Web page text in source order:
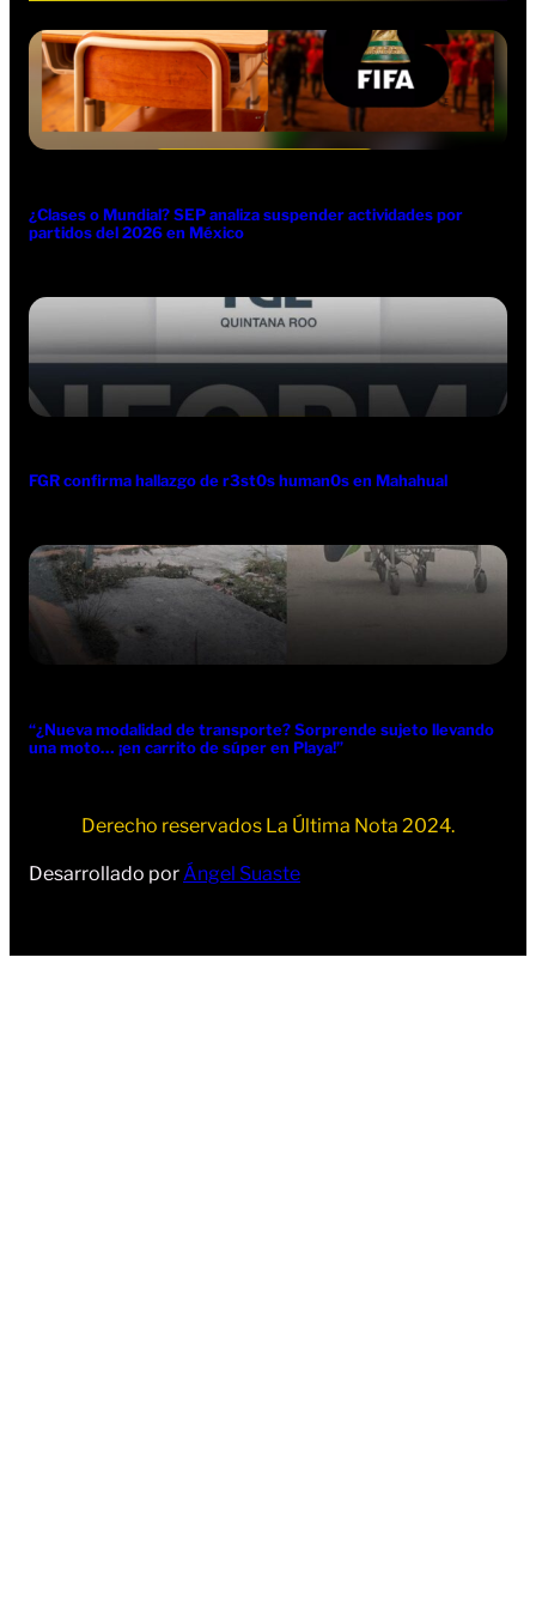
¿Clases o Mundial? SEP analiza suspender actividades por
partidos del 2026 en México
FGR confirma hallazgo de r3st0s human0s en Mahahual
“¿Nueva modalidad de transporte? Sorprende sujeto llevando
una moto… ¡en carrito de súper en Playa!”
Derecho reservados La Última Nota 2024.
Desarrollado porÁngel Suaste